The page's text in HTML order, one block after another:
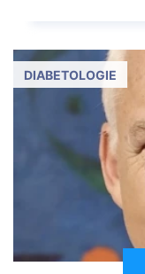
DIABETOLOGIE